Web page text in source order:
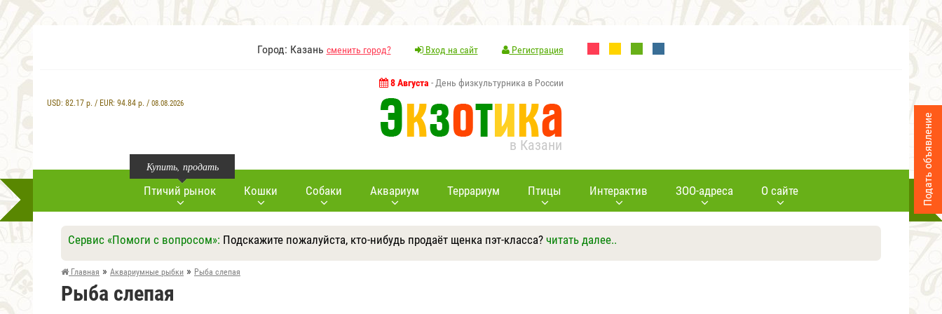
Город: Казань сменить город? Вход на сайт Регистрация
8 Августа - День физкультурника в России
USD: 82.17 р. / EUR: 94.84 р. / 08.08.2026
в Казани
Купить, продать
Птичий рынок Кошки Собаки Аквариум Террариум Птицы Интерактив ЗОО-адреса О сайте
Сервис «Помоги с вопросом»: Подскажите пожалуйста, кто-нибудь продаёт щенка пэт-класса? читать далее..
Ответить Другие вопросы
Задать вопрос
Главная » Аквариумные рыбки » Рыба слепая
Рыба слепая
Подать объявление